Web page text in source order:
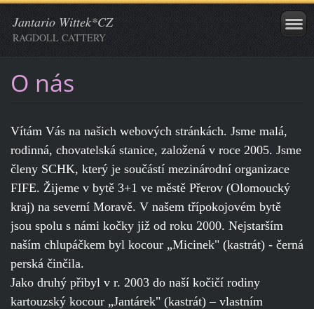
Jantario Wittek*CZ
RAGDOLL CATTERY
O nás
Vítám Vás na našich webových stránkách. Jsme malá,
rodinná, chovatelská stanice, založená v roce 2005. Jsme
členy SCHK, který je součástí mezinárodní organizace
FIFE. Žijeme v bytě 3+1 ve městě Přerov (Olomoucký
kraj) na severní Moravě. V našem třípokojovém bytě
jsou spolu s námi kočky již od roku 2000. Nejstarším
naším chlupáčkem byl kocour „Micinek" (kastrát) - černá
perská činčila.
Jako druhý přibyl v r. 2003 do naší kočičí rodiny
kartouzský kocour „Jantárek" (kastrát) – vlastním